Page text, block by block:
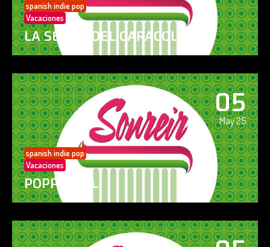
spanish indie pop
Vacaciones
LA SENDA DEL CARACOL
05
May 25
spanish indie pop
Vacaciones
POPPY GIRL